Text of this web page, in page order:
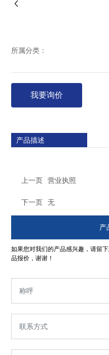
所属分类：
我要询价
产品描述
上一页 营业执照
下一页 无
产
如果您对我们的产品感兴趣，请留
品报价，谢谢！